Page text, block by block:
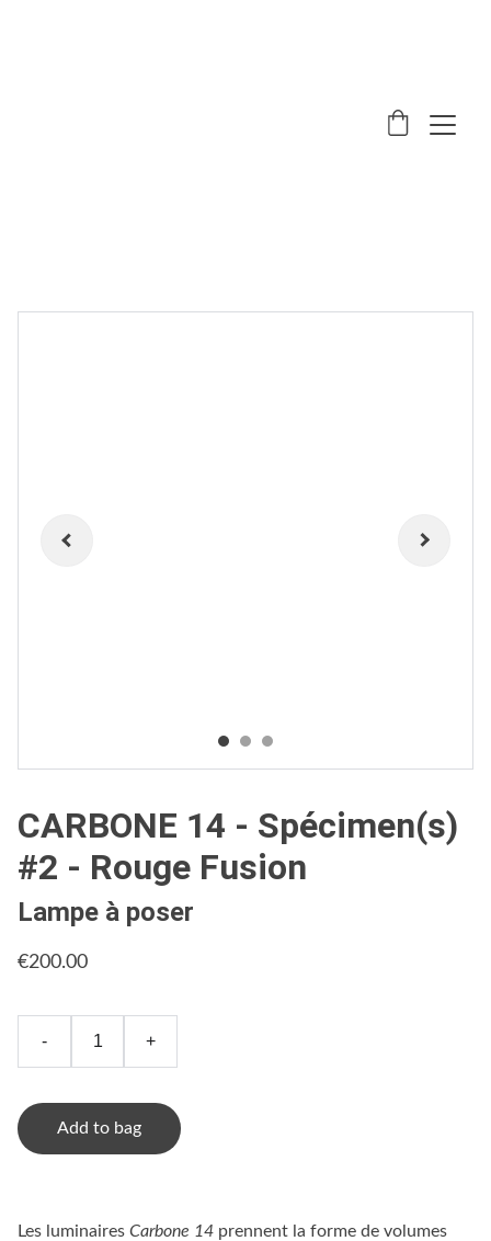
CARBONE 14 - Spécimen(s)
#2 - Rouge Fusion
Lampe à poser
€200.00
- +
Add to bag
Les luminaires Carbone 14 prennent la forme de volumes